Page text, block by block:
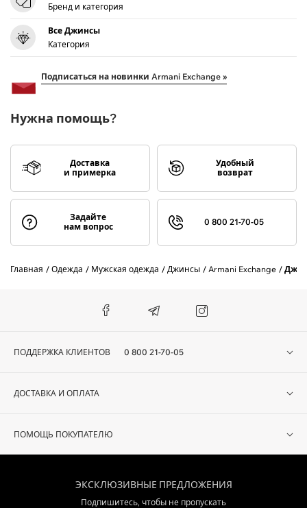
Бренд и категория
Все Джинсы
Категория
Подписаться на новинки Armani Exchange »
Нужна помощь?
Доставка
и примерка
Удобный
возврат
Задайте
нам вопрос
0 800 21-70-05
Главная Одежда Мужская одежда Джинсы Armani Exchange
ПОДДЕРЖКА КЛИЕНТОВ 0 800 21-70-05
ДОСТАВКА И ОПЛАТА
ПОМОЩЬ ПОКУПАТЕЛЮ
ЭКСКЛЮЗИВНЫЕ ПРЕДЛОЖЕНИЯ
Подпишитесь, чтобы не пропускать